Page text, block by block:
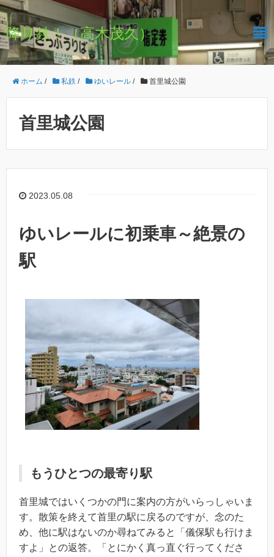
降り鉄！（高木茂久）
ホーム / 私鉄 / ゆいレール / 首里城公園
首里城公園
2023.05.08
ゆいレールに初乗車～絶景の
駅
もうひとつの最寄り駅
首里城ではいくつかの門に案内の方がいらっしゃいま
す。散策を終えて首里の駅に戻るのですが、念のた
め、他に駅はないのか尋ねてみると「儀保駅も行けま
すよ」との返答。「とにかく真っ直ぐ行ってくださ